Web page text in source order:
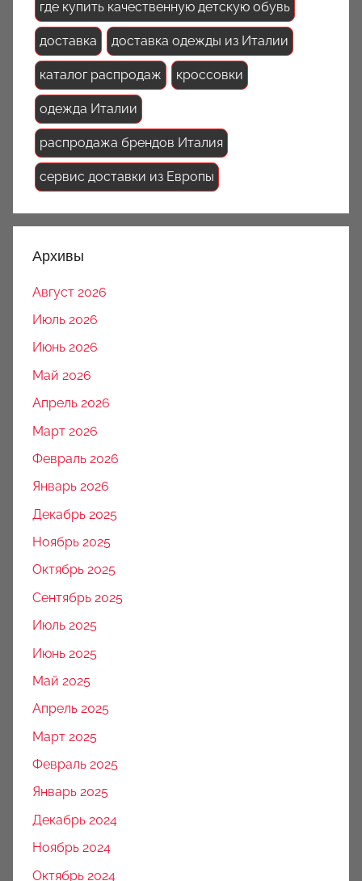
где купить качественную детскую обувь
доставка доставка одежды из Италии
каталог распродаж кроссовки
одежда Италии
распродажа брендов Италия
сервис доставки из Европы
Архивы
Август 2026
Июль 2026
Июнь 2026
Май 2026
Апрель 2026
Март 2026
Февраль 2026
Январь 2026
Декабрь 2025
Ноябрь 2025
Октябрь 2025
Сентябрь 2025
Июль 2025
Июнь 2025
Май 2025
Апрель 2025
Март 2025
Февраль 2025
Январь 2025
Декабрь 2024
Ноябрь 2024
Октябрь 2024